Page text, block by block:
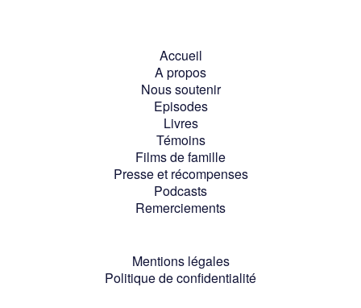
Accueil
A propos
Nous soutenir
Episodes
Livres
Témoins
Films de famille
Presse et récompenses
Podcasts
Remerciements
Mentions légales
Politique de confidentialité